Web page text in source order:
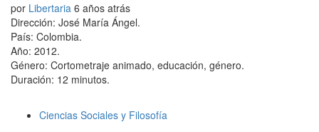
por Libertaria 6 años atrás
Dirección: José María Ángel.
País: Colombia.
Año: 2012.
Género: Cortometraje animado, educación, género.
Duración: 12 minutos.
Ciencias Sociales y Filosofía